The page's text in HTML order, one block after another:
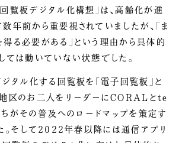
覧板デジタル化構想」は、高齢化が進
年前から重要視されていましたが、「ま
る必要がある」という理由から具体的
ては動いていない状態でした。
タル化する回覧板を「電子回覧板」と
地区のお二人をリーダーにCORALとte
がその普及へのロードマップを策定す
。そして2022年春以降には通信アプリ